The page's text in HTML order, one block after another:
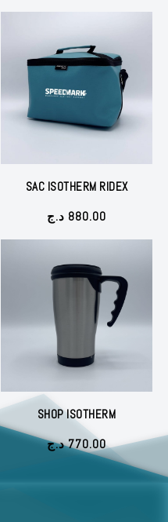
SAC ISOTHERM RIDEX
880.00 د.ج
SHOP ISOTHERM
770.00 د.ج